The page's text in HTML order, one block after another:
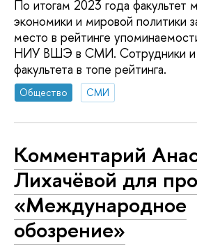
По итогам 2023 года факультет
экономики и мировой политики
место в рейтинге
НИУ ВШЭ в СМИ. Сотрудники и
факультета в топе рейтинга.
Общество СМИ
Комментарий
Лихачёвой для
«Международное
обозрение»